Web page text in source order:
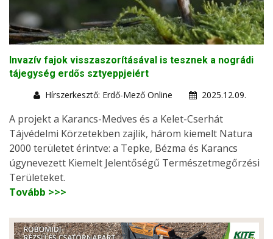
Invazív fajok visszaszorításával is tesznek a nográdi
tájegység erdős sztyeppjeiért
Hírszerkesztő: Erdő-Mező Online
2025.12.09.
A projekt a Karancs-Medves és a Kelet-Cserhát
Tájvédelmi Körzetekben zajlik, három kiemelt Natura
2000 területet érintve: a Tepke, Bézma és Karancs
úgynevezett Kiemelt Jelentőségű Természetmegőrzési
Területeket.
Tovább >>>